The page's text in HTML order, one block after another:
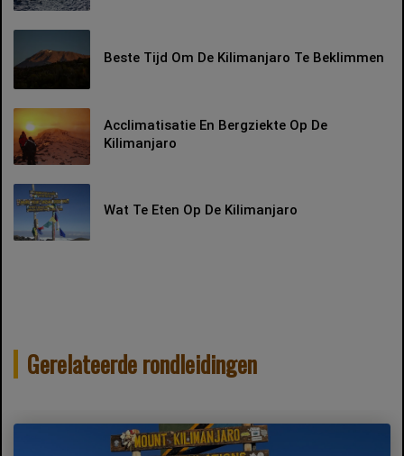
Beste Tijd Om De Kilimanjaro Te Beklimmen
Acclimatisatie En Bergziekte Op De
Kilimanjaro
Wat Te Eten Op De Kilimanjaro
Gerelateerde rondleidingen